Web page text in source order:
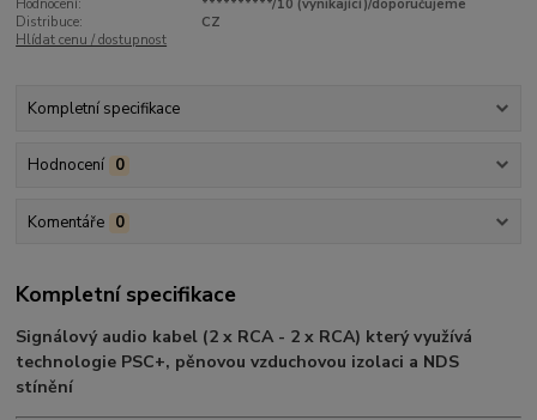
Hodnocení:
**********/10 (vynikající)/doporučujeme
Distribuce:
CZ
Hlídat cenu / dostupnost
Kompletní specifikace
Hodnocení 0
Komentáře 0
Kompletní specifikace
Signálový audio kabel (2 x RCA - 2 x RCA) který využívá
technologie PSC+, pěnovou vzduchovou izolaci a NDS
stínění